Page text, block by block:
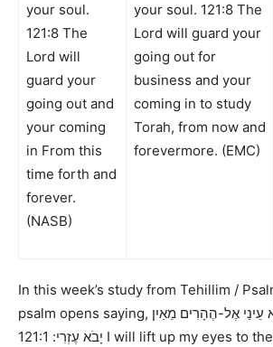
your soul.
121:8 The
Lord will
guard your
going out and
your coming
in From this
time forth and
forever.
(NASB)
your soul. 121:8 The
Lord will guard your
going out for
business and your
coming in to study
Torah, from now and
forevermore. (EMC)
In this week’s study from Tehillim /
psalm opens saying, אֶל-הֶהָרִים מֵאַיִן
יָבֹא עֶזְרִי: 121:1 I will lift up my eyes to the mountains; From